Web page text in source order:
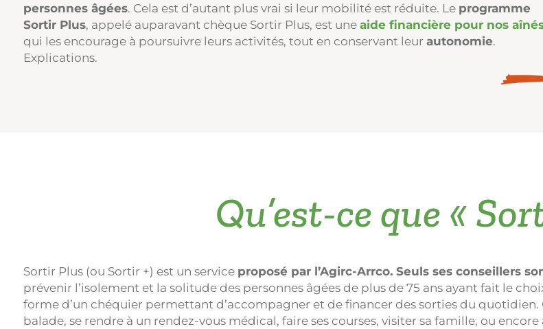
personnes âgées. Cela est d’autant plus vrai si leur mobilité est réduite. Le programme
Sortir Plus, appelé auparavant chèque Sortir Plus, est une aide financière pour nos
qui les encourage à poursuivre leurs activités, tout en conservant leur autonomie.
Explications.
Qu’est-ce que «
Sortir Plus (ou Sortir +) est un service proposé par l’Agirc-Arrco. Seuls ses conseillers
prévenir l’isolement et la solitude des personnes âgées de plus de 75 ans ayant fait le
forme d’un chéquier permettant d’accompagner et de financer des sorties du quotidien.
balade, se rendre à un rendez-vous médical, faire ses courses, visiter sa famille, ou